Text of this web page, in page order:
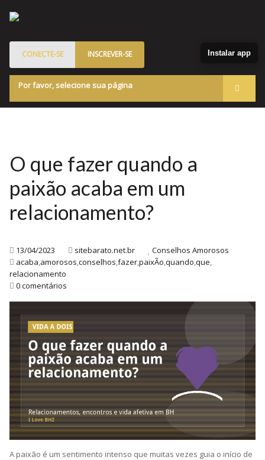
CONECTE-SE INSCREVER-SE
Por favor, selecione sua página
Programa de Patrocinados
Marketplace
Blog
O que fazer quando a
paixão acaba em um
relacionamento?
13/04/2023 sitebarato.net.br
Conselhos Amorosos
acaba,amorosos,conselhos,fazer,paixÃo,quando,que,
relacionamento
0 comentários
A paixão é um sentimento intenso que muitas vezes guia o início de
Instalar app